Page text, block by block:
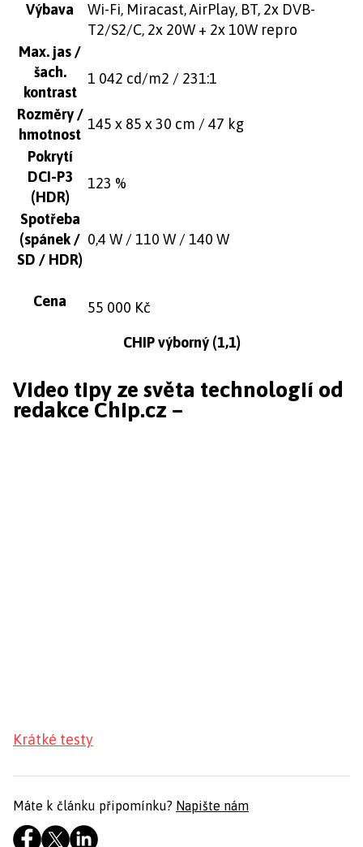
Výbava
Wi-Fi, Miracast, AirPlay, BT, 2x DVB-
T2/S2/C, 2x 20W + 2x 10W repro
Max. jas /
šach.
kontrast
1 042 cd/m2 / 231:1
Rozměry /
hmotnost
145 x 85 x 30 cm / 47 kg
Pokrytí
DCI-P3
(HDR)
123 %
Spotřeba
(spánek /
SD / HDR)
0,4 W / 110 W / 140 W
Cena 55 000 Kč
CHIP výborný (1,1)
Video tipy ze světa technologií od
redakce Chip.cz –
Krátké testy
Máte k článku připomínku? Napište nám